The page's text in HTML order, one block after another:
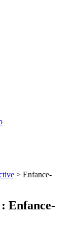
> Enfance-
Enfance-